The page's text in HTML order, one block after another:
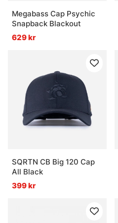
Megabass Cap Psychic
Snapback Blackout
629 kr
SQRTN CB Big 120 Cap
All Black
399 kr